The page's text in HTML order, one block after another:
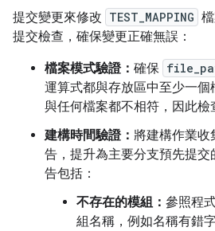
提交變更來修改 TEST_MAPPING
提交檢查，確保變更正確無誤：
檔案模式驗證： 確保
運算式都與存放區中至少一
與任何檔案都不相符，因此檢
建構時間驗證： 將建構作業收
告，提升為主要分支預先提
告包括：
不存在的模組： 參照程
組名稱，例如名稱有錯字